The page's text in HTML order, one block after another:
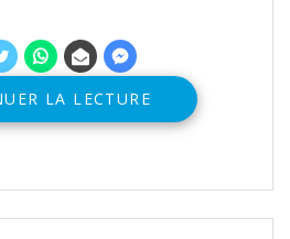
LA LECTURE